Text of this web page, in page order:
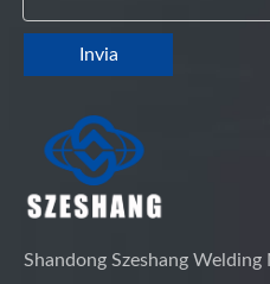
Invia
Shandong Szeshang